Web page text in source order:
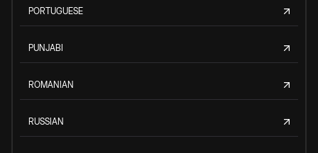
PORTUGUESE
PUNJABI
ROMANIAN
RUSSIAN